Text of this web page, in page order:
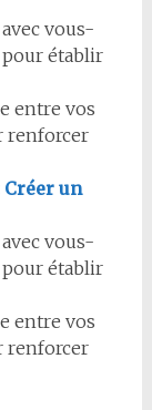
vous-
pour établir
entre vos
renforcer
Créer un
vous-
pour établir
entre vos
renforcer